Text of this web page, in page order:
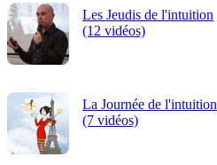
Les Jeudis de l'intuition
(12 vidéos)
La Journée de l'intuition
(7 vidéos)